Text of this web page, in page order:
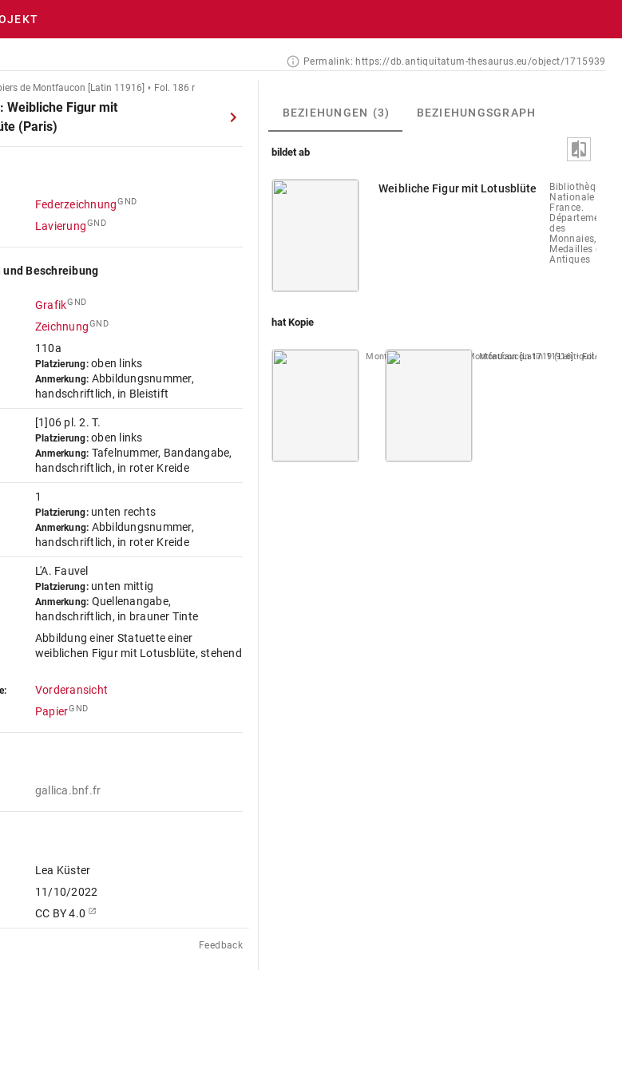
Permalink: https://db.antiquitatum-thesaurus.eu/object/1715939
de Montfaucon [Latin 11916] Fol. 186 r
Weibliche Figur mit
(Paris)
FederzeichnungGND
LavierungGND
Beschreibung
GrafikGND
ZeichnungGND
110a
Platzierung:oben links
Anmerkung: Abbildungsnummer,
handschriftlich, in Bleistift
[1]06 pl. 2. T.
Platzierung:oben links
Anmerkung: Tafelnummer, Bandangabe,
handschriftlich, in roter Kreide
1
Platzierung:unten rechts
Anmerkung: Abbildungsnummer,
handschriftlich, in roter Kreide
L'A. Fauvel
Platzierung:unten mittig
Anmerkung: Quellenangabe,
handschriftlich, in brauner Tinte
Abbildung einer Statuette einer
weiblichen Figur mit Lotusblüte, stehend
Vorderansicht
PapierGND
gallica.bnf.fr
Lea Küster
11/10/2022
CC BY 4.0
Feedback
BEZIEHUNGEN (3) BEZIEHUNGSGRAPH
bildet ab
Weibliche Figur mit Lotusblüte
Bibliothèque
Nationale de
France.
Département
des
Monnaies,
Medailles et
Antiques
hat Kopie
Montfaucon, Papiers de Montfaucon [Latin 11916] Fol. 185 r
Montfaucon 1719 (L'antiquité, 1.